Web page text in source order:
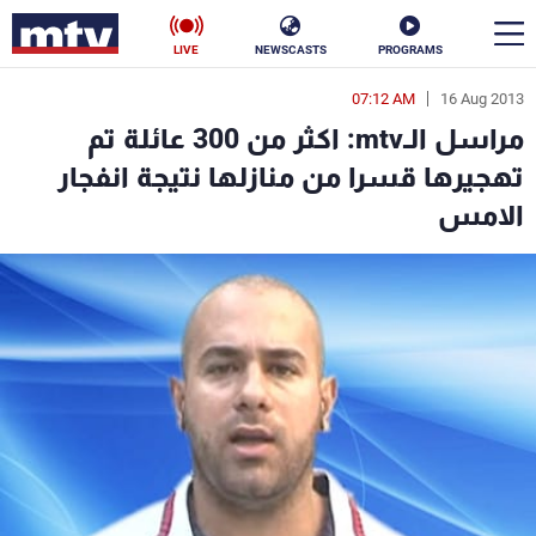
PROGRAMS
NEWSCASTS
LIVE
16 Aug 2013
07:12 AM
مراسل الـmtv: اكثر من 300 عائلة تم
تهجيرها قسرا من منازلها نتيجة انفجار
الامس
en
الأخبار
سياسة
فن
رياضة
كأس العالم
جدول البرامج